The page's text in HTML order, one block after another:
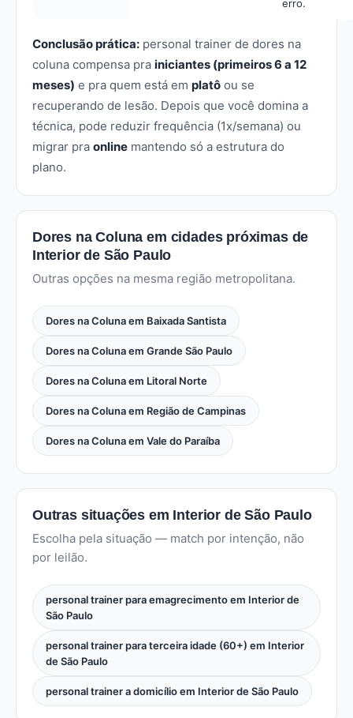
erro.
Conclusão prática: personal trainer de dores na
coluna compensa pra iniciantes (primeiros 6 a 12
meses) e pra quem está em platô ou se
recuperando de lesão. Depois que você domina a
técnica, pode reduzir frequência (1x/semana) ou
migrar pra online mantendo só a estrutura do
plano.
Dores na Coluna em cidades próximas de
Interior de São Paulo
Outras opções na mesma região metropolitana.
Dores na Coluna em Baixada Santista
Dores na Coluna em Grande São Paulo
Dores na Coluna em Litoral Norte
Dores na Coluna em Região de Campinas
Dores na Coluna em Vale do Paraíba
Outras situações em Interior de São Paulo
Escolha pela situação — match por intenção, não
por leilão.
personal trainer para emagrecimento em Interior de
São Paulo
personal trainer para terceira idade (60+) em Interior
de São Paulo
personal trainer a domicílio em Interior de São Paulo